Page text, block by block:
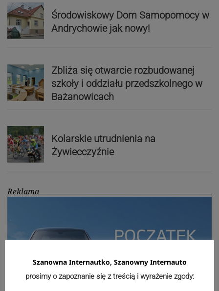
Środowiskowy Dom Samopomocy w
Andrychowie jak nowy!
Zbliża się otwarcie rozbudowanej
szkoły i oddziału przedszkolnego w
Bażanowicach
Kolarskie utrudnienia na
Żywiecczyźnie
Reklama
Szanowna Internautko, Szanowny Internauto
prosimy o zapoznanie się z treścią i wyrażenie zgody: